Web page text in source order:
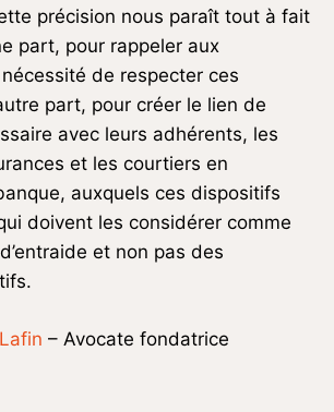
précision nous paraît tout à fait
part, pour rappeler aux
de respecter ces
part, pour créer le lien de
avec leurs adhérents, les
et les courtiers en
auxquels ces dispositifs
doivent les considérer comme
et non pas des
– Avocate fondatrice